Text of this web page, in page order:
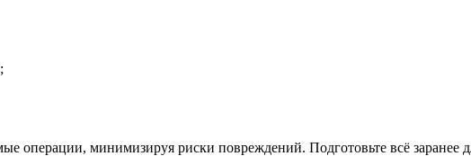
операции, минимизируя риски повреждений. Подготовьте всё заранее